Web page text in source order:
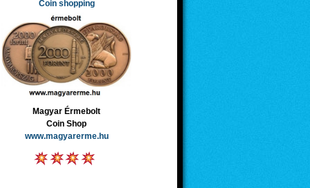
Coin shopping
Magyar Érmebolt
Coin Shop
www.magyarerme.hu